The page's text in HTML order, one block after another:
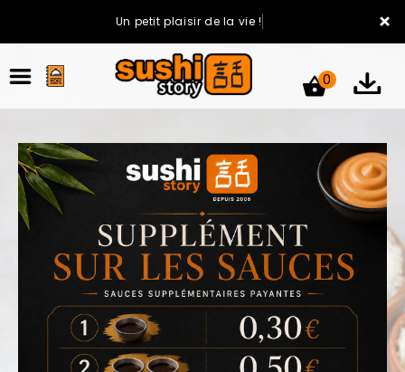
×
Un petit plaisir de la vie !
ACCUEIL
LA CARTE
VOTRE COMPTE
0